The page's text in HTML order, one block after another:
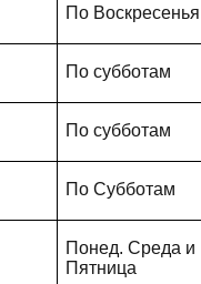
По
По субботам
По субботам
По Субботам
Понед. Среда и
Пятница